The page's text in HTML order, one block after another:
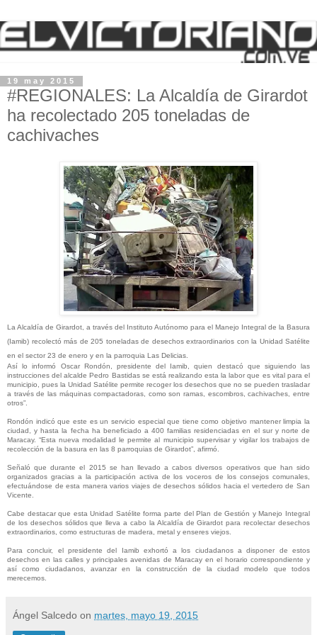
19 may 2015
#REGIONALES: La Alcaldía de Girardot
ha recolectado 205 toneladas de
cachivaches
La Alcaldía de Girardot, a través del Instituto Autónomo para el Manejo Integral de la Basura
(Iamib) recolectó más de 205 toneladas de desechos extraordinarios con la Unidad Satélite
en el sector 23 de enero y en la parroquia Las Delicias.
Así lo informó Oscar Rondón, presidente del Iamib, quien destacó que siguiendo las
instrucciones del alcalde Pedro Bastidas se está realizando esta la labor que es vital para el
municipio, pues la Unidad Satélite permite recoger los desechos que no se pueden trasladar
a través de las máquinas compactadoras, como son ramas, escombros, cachivaches, entre
otros”.
Rondón indicó que este es un servicio especial que tiene como objetivo mantener limpia la
ciudad, y hasta la fecha ha beneficiado a 400 familias residenciadas en el sur y norte de
Maracay. “Esta nueva modalidad le permite al municipio supervisar y vigilar los trabajos de
recolección de la basura en las 8 parroquias de Girardot”, afirmó.
Señaló que durante el 2015 se han llevado a cabos diversos operativos que han sido
organizados gracias a la participación activa de los voceros de los consejos comunales,
efectuándose de esta manera varios viajes de desechos sólidos hacia el vertedero de San
Vicente.
Cabe destacar que esta Unidad Satélite forma parte del Plan de Gestión y Manejo Integral
de los desechos sólidos que lleva a cabo la Alcaldía de Girardot para recolectar desechos
extraordinarios, como estructuras de madera, metal y enseres viejos.
Para concluir, el presidente del Iamib exhortó a los ciudadanos a disponer de estos
desechos en las calles y principales avenidas de Maracay en el horario correspondiente y
así como ciudadanos, avanzar en la construcción de la ciudad modelo que todos
merecemos.
Ángel Salcedo on martes, mayo 19, 2015